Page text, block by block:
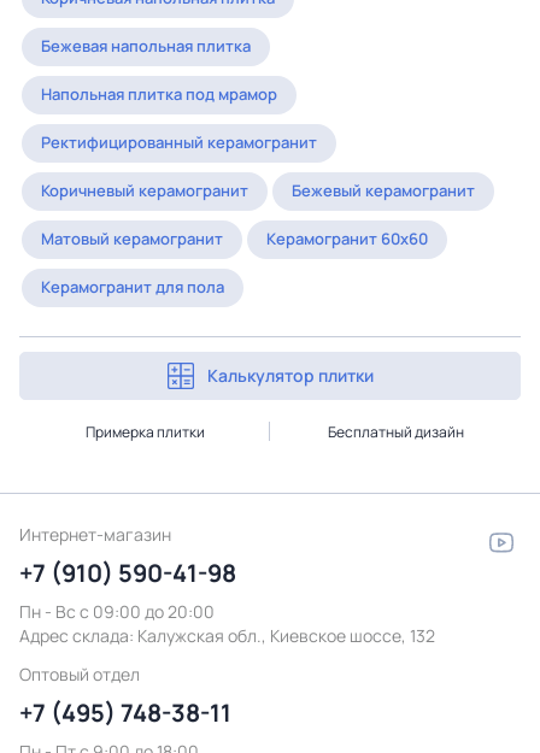
Бежевая напольная плитка
Напольная плитка под мрамор
Ректифицированный керамогранит
Коричневый керамогранит Бежевый керамогранит
Матовый керамогранит Керамогранит 60x60
Керамогранит для пола
Калькулятор плитки
Примерка плитки Бесплатный дизайн
Интернет-магазин
+7 (910) 590-41-98
Пн - Вс с 09:00 до 20:00
Адрес склада: Калужская обл., Киевское шоссе, 132
Оптовый отдел
+7 (495) 748-38-11